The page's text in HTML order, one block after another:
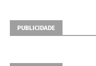
PUBLICIDADE